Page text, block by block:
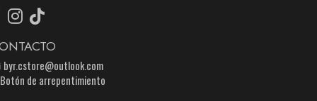
byr.cstore@outlook.com
de arrepentimiento